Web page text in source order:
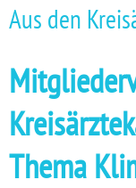
Aus den
Thema